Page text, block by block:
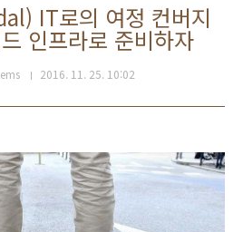
IT로의 여정 컨버지
인프라로 준비하자
2016. 11. 25. 10:02